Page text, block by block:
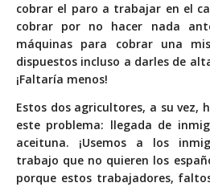
cobrar el paro a trabajar en el
cobrar por no hacer nada
máquinas para cobrar una
dispuestos incluso a darles de
¡Faltaría menos!
Estos dos agricultores, a su vez,
este problema: llegada de
aceituna. ¡Usemos a los
trabajo que no quieren los
porque estos trabajadores,